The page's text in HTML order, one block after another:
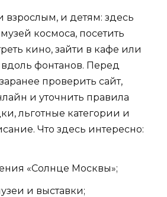
и детям: здесь
космоса, посетить
кино, зайти в кафе или
фонтанов. Перед
проверить сайт,
и уточнить правила
льготные категории и
Что здесь интересно:
«Солнце Москвы»;
и выставки;